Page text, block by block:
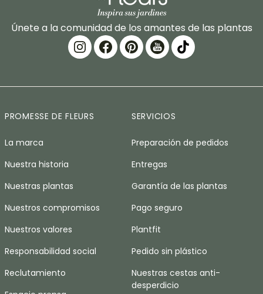
Únete a la comunidad de los amantes de las plantas
PROMESSE DE FLEURS
La marca
Nuestra historia
Nuestras plantas
Nuestros compromisos
Nuestros valores
Responsabilidad social
Reclutamiento
SERVICIOS
Preparación de pedidos
Entregas
Garantía de las plantas
Pago seguro
Plantfit
Pedido sin plástico
Nuestras cestas anti-
desperdicio